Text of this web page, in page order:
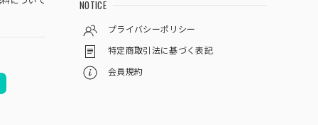
NOTICE
プライバシーポリシー
特定商取引法に基づく表記
会員規約